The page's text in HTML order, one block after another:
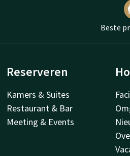
Beste
Reserveren
Kamers & Suites
Restaurant & Bar
Meeting & Events